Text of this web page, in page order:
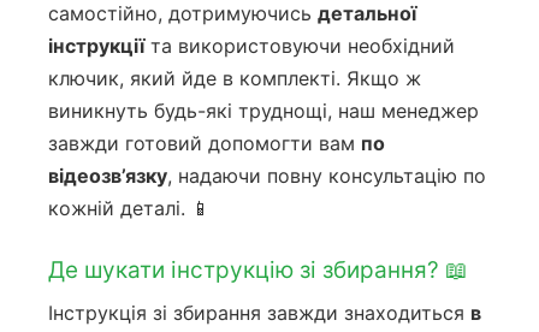
самостійно, дотримуючись детальної
інструкціїта використовуючи необхідний
ключик, який йде в комплекті. Якщо ж
виникнуть будь-які труднощі, наш менеджер
завжди готовий допомогти вам по
відеозв’язку, надаючи повну консультацію по
кожній деталі. 📱
Де шукати інструкцію зі збирання? 📖
Інструкція зі збирання завжди знаходиться в